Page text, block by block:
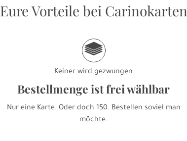
Eure Vorteile bei Carinokarten
g
Keiner wird gezwungen
Bestellmenge ist frei wählbar
Nur eine Karte. Oder doch 150. Bestellen soviel man
möchte.